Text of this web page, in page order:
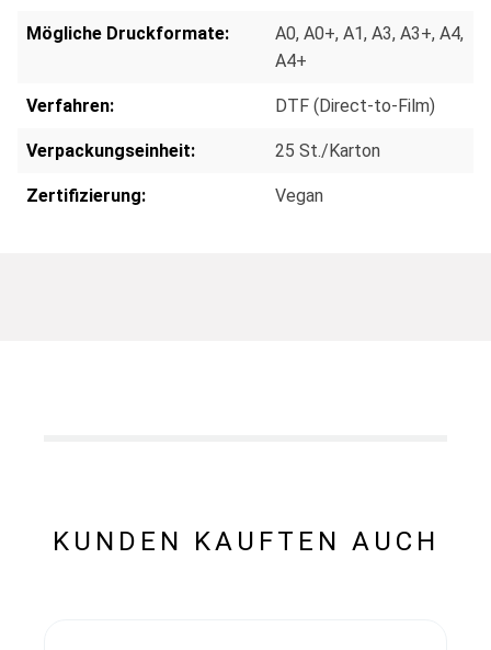
Mögliche Druckformate: A0, A0+, A1, A3, A3+, A4,
A4+
Verfahren: DTF (Direct-to-Film)
Verpackungseinheit: 25 St./Karton
Zertifizierung: Vegan
KUNDEN KAUFTEN AUCH